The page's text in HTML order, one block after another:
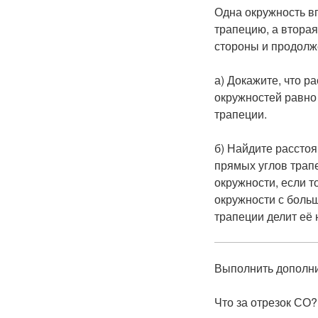
Одна окружность
трапецию, а
стороны и
а) Докажите, что
окружностей
трапеции.
б) Найдите
прямых углов
окружности, если
окружности с
трапеции делит её
Выполнить
Что за отрезок